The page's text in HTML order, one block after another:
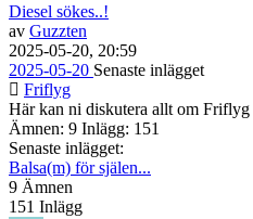
Diesel sökes..!
av Guzzten
2025-05-20, 20:59
2025-05-20 Senaste inlägget
Friflyg
Här kan ni diskutera allt om Friflyg
Ämnen: 9 Inlägg: 151
Senaste inlägget:
Balsa(m) för själen...
9 Ämnen
151 Inlägg